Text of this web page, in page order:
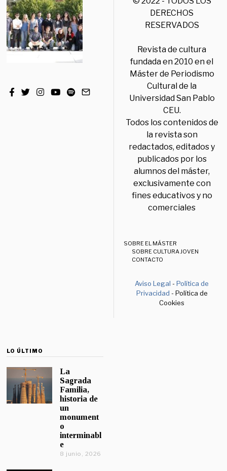
DERECHOS
RESERVADOS
Revista de cultura
fundada en 2010 en el
Máster de Periodismo
Cultural de la
Universidad San Pablo
CEU.
Todos los contenidos de
la revista son
redactados, editados y
publicados por los
alumnos del máster,
exclusivamente con
fines educativos y no
comerciales
SOBRE EL MÁSTER
SOBRE CULTURA JOVEN
CONTACTO
Aviso Legal -Política de
Privacidad - Política de
Cookies
LO ÚLTIMO
La
Sagrada
Familia,
historia de
un
monument
o
interminabl
e
8 junio, 2026